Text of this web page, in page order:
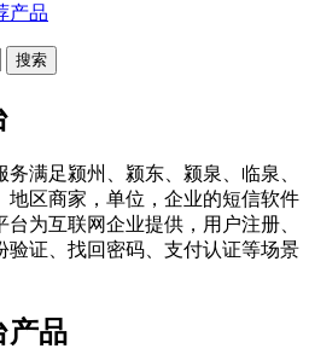
产品
搜索
满足颍州、颍东、颍泉、临泉、
地区商家，单位，企业的短信软件
为互联网企业提供，用户注册、
验证、找回密码、支付认证等场景
产品